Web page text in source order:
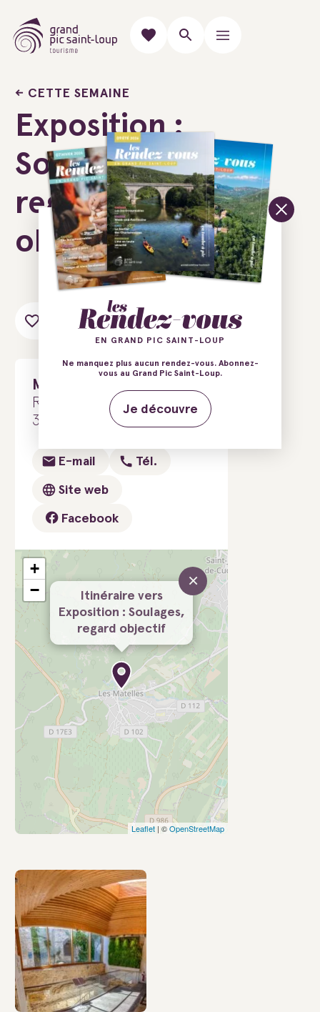
CETTE SEMAINE
Exposition :
Soulages,
regard
objectif
Ajouter au carnet de voyage
Maison des Consuls
Rue des Consuls
34270 Les Matelles
E-mail Tél.
Site web
Facebook
Itinéraire vers
Exposition : Soulages,
regard objectif
×
+
−
Leaflet | ©OpenStreetMap
EN GRAND PIC SAINT-LOUP
Ne manquez plus aucun rendez-vous. Abonnez-
vous au Grand Pic Saint-Loup.
Je découvre